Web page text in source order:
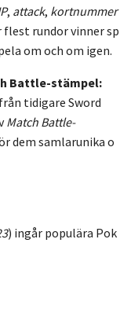
, attack, kortnummer
flest rundorvinnersp
om och om igen.
Battle-stämpel:
från tidigare Sword
Match Battle-
dem samlarunika o
) ingår populära Pok